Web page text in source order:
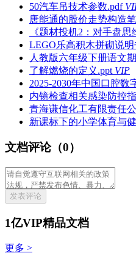
50汽车吊技术参数.pdf
唐能通的股价走势构造
《题材投机2：对手盘
LEGO乐高积木拼砌说
人教版六年级下册语文
了解燃烧的定义.ppt VIP
2025-2030年中国口腔
内镜检查相关感染防控
青海谦信化工有限责任
新课标下的小学体育与
文档评论（0）
发表评论
1亿VIP精品文档
更多 >